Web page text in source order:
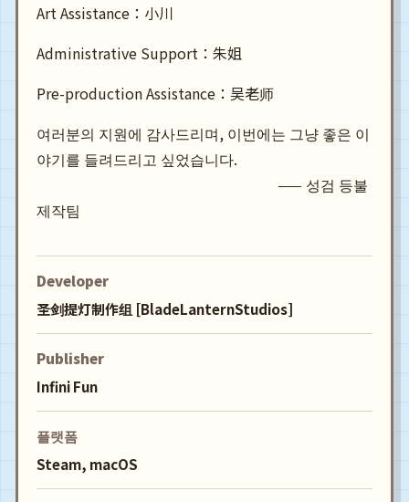
Art Assistance：小川
Administrative Support：朱姐
Pre-production Assistance：吴老师
여러분의 지원에 감사드리며, 이번에는 그냥 좋은 이
야기를 들려드리고 싶었습니다.
—— 성검 등불
제작팀
Developer
圣剑提灯制作组 [BladeLanternStudios]
Publisher
Infini Fun
플랫폼
Steam, macOS